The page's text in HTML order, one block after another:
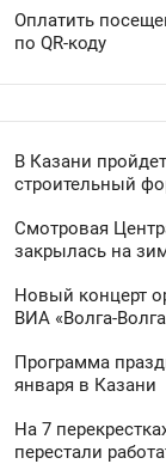
Оплатить
по QR-коду
В Казани
строительный
Смотровая
закрылась на
Новый концерт
ВИА «Волга-
Программа
января в Казани
На 7
перестали